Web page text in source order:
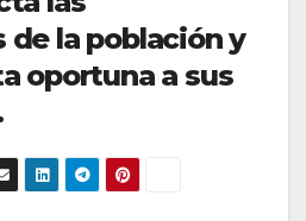
de la población y
oportuna a sus